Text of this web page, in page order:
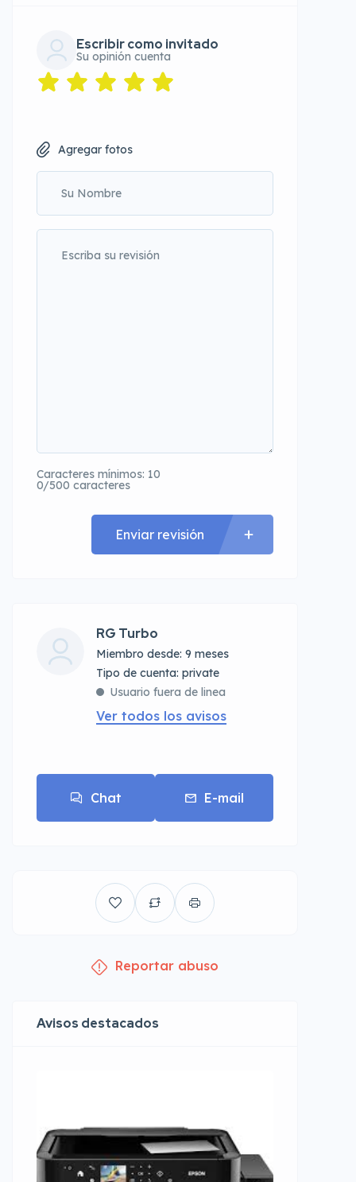
Escribir como invitado
Su opinión cuenta
Agregar fotos
Caracteres mínimos: 10
0/500 caracteres
Enviar revisión
RG Turbo
Miembro desde: 9 meses
tipo de cuenta: private
Usuario fuera de linea
Ver todos los avisos
Chat E-mail
Reportar abuso
Avisos destacados